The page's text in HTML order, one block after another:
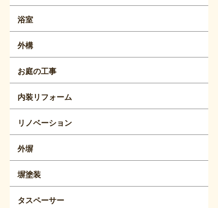
浴室
外構
お庭の工事
内装リフォーム
リノベーション
外塀
塀塗装
タスペーサー